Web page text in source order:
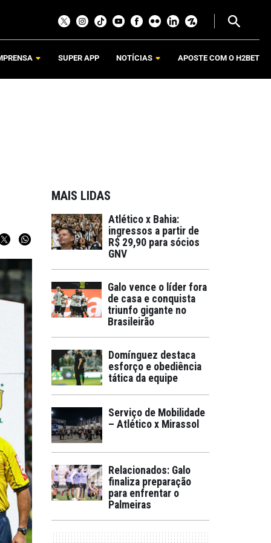
SUPER APP NOTÍCIAS APOSTE COM O H2BET
MAIS LIDAS
Atlético x Bahia:
ingressos a partir de
R$ 29,90 para sócios
GNV
Galo vence o líder fora
de casa e conquista
triunfo gigante no
Brasileirão
Domínguez destaca
esforço e obediência
tática da equipe
Serviço de Mobilidade
– Atlético x Mirassol
Relacionados: Galo
finaliza preparação
para enfrentar o
Palmeiras